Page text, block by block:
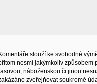
Komentáře slouží ke svobodné
nesmí jakýmkoliv způsobem
náboženskou či jinou
zveřejňovat soukromé